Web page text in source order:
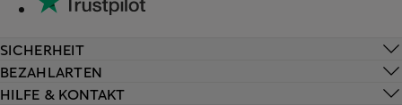
HILFE & KONTAKT
SICHERHEIT
BEZAHLARTEN